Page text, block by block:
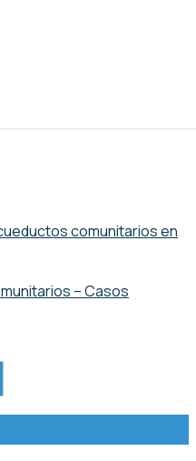
comunitarios en
– Casos